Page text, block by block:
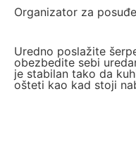
Organizator za
Uredno poslažite
obezbedite sebi
je stabilan tako da
ošteti kao kad stoji